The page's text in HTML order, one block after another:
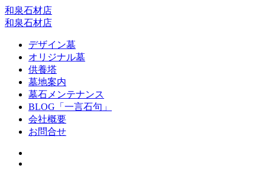
和泉石材店
和泉石材店
デザイン墓
オリジナル墓
供養塔
墓地案内
墓石メンテナンス
BLOG「一言石句」
会社概要
お問合せ